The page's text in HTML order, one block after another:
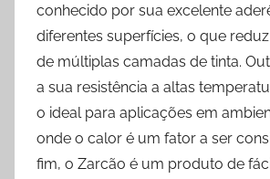
conhecido por sua excelente
diferentes superfícies, o que
de múltiplas camadas de tinta.
a sua resistência a altas
o ideal para aplicações em
onde o calor é um fator a ser
fim, o Zarcão é um produto de